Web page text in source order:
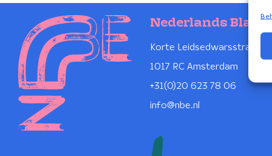
Nederlands
Korte Leidsedwarsstraat 12
1017 RC Amsterdam
+31(0)20 623 78 06
info@nbe.nl